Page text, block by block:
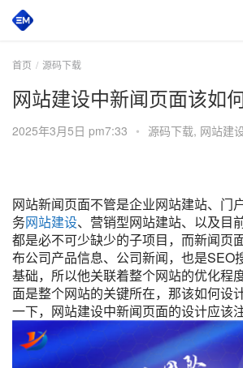
首页 源码下载
网站建设中新闻页面该如
2025年3月5日 pm7:33 • 源码下载, 网站建
网站新闻页面不管是企业网站建站、门
务网站建设、营销型网站建站、以及目
都是必不可少缺少的子项目，而新闻页
布公司产品信息、公司新闻，也是SEO
基础，所以他关联着整个网站的优化程
面是整个网站的关键所在，那该如何设
一下，网站建设中新闻页面的设计应该